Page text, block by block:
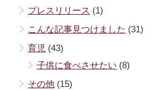
プレスリリース (1)
こんな記事見つけました (31)
育児 (43)
子供に食べさせたい (8)
その他 (15)